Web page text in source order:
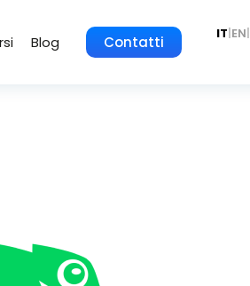
Blog Contatti IT|EN|